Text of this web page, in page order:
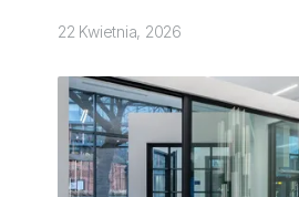
22 Kwietnia, 2026